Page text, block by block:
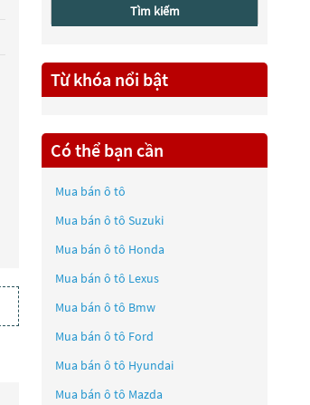
Tìm kiếm
Từ khóa nổi bật
Có thể bạn cần
Mua bán ô tô
Mua bán ô tô Suzuki
Mua bán ô tô Honda
Mua bán ô tô Lexus
Mua bán ô tô Bmw
Mua bán ô tô Ford
Mua bán ô tô Hyundai
Mua bán ô tô Mazda